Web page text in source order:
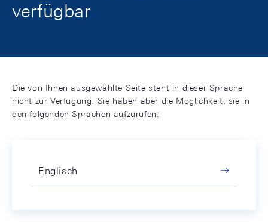
verfügbar
Die von Ihnen ausgewählte Seite steht in dieser Sprache
nicht zur Verfügung. Sie haben aber die Möglichkeit, sie in
den folgenden Sprachen aufzurufen:
Englisch